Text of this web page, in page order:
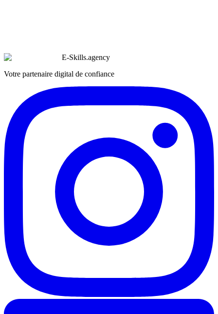
E-Skills.agency
Votre partenaire digital de confiance